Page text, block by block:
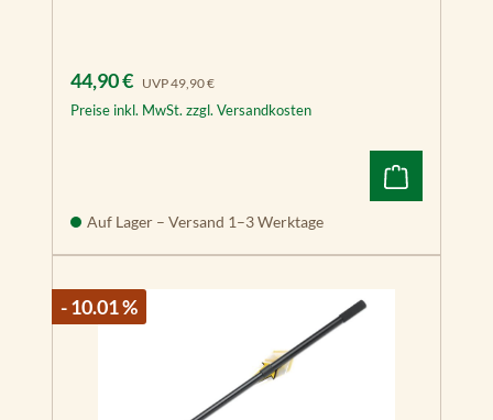
Verkaufspreis:
44,90 € UVP49,90 €
Preise inkl. MwSt. zzgl. Versandkosten
Auf Lager – Versand 1–3 Werktage
- 10.01 %